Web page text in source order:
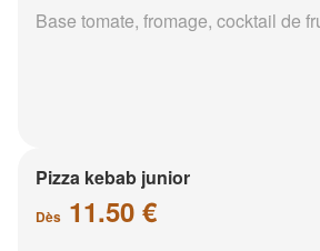
Base tomate, fromage, cocktail de
Pizza kebab junior
Dès 11.50 €